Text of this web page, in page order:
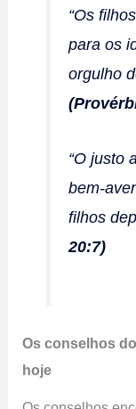
“Os
para os
orgulho
“O justo
bem-
filhos
20:7)
Os conselhos
hoje